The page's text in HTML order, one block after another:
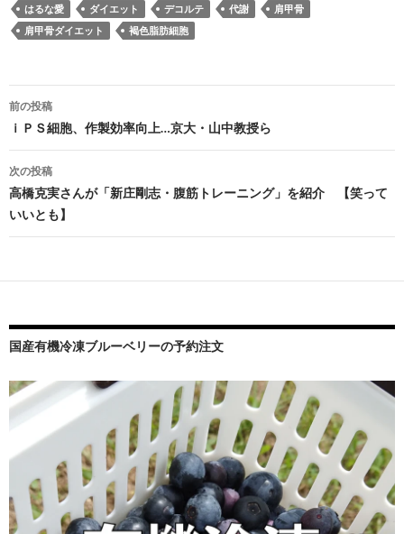
はるな愛 ダイエット デコルテ 代謝
肩甲骨
肩甲骨ダイエット
褐色脂肪細胞
投
稿
ナ
ビ
ゲ
シ
ョ
ン
前の投稿
ｉＰＳ細胞、作製効率向上…京大・山中教授ら
次の投稿
高橋克実さんが「新庄剛志・腹筋トレーニング」を紹介 【笑って
いいとも】
国産有機冷凍ブルーベリーの予約注文